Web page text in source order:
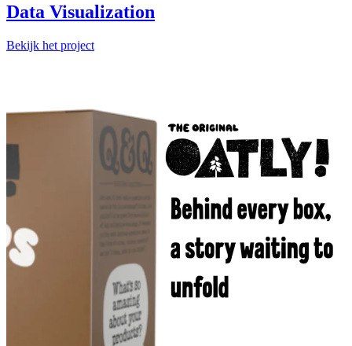
Data Visualization
Bekijk het project